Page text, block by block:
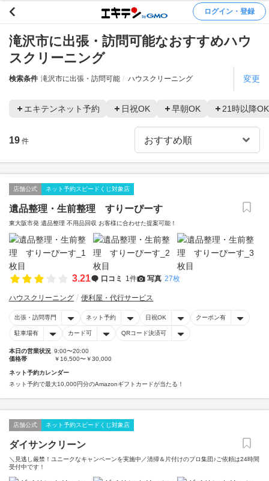
ログイン・登録
滝沢市に出張・訪問可能なおすすめハウ
スクリーニング
検索条件 滝沢市に出張・訪問可能 ハウスクリーニング 変更
エキテンネット予約 日祝OK 早朝OK 21時以降OK
19 件
店舗公式 ネット予約スピードくじ対象店
遺品整理・生前整理 すりーぴーす
東大阪市発 遺品整理 不用品回収 お客様に合わせた提案可能！
3.21 口コミ 1件 写真 27枚
ハウスクリーニング 便利屋・代行サービス
出張・訪問専門 ネット予約 日祝OK クーポン有
駐車場有 カード可 QRコード決済可
本日の営業状況 9:00〜20:00
価格帯
￥16,500〜￥30,000
ネット予約カレンダー
ネット予約で最大10,000円分のAmazonギフトカードが当たる！
店舗公式 ネット予約スピードくじ対象店
ダイサンクリーン
＼見逃し厳禁！ユニークなキャンペーンを実施中／清掃＆片付けのプロ集団♪ご依頼は24時間
受付中です！